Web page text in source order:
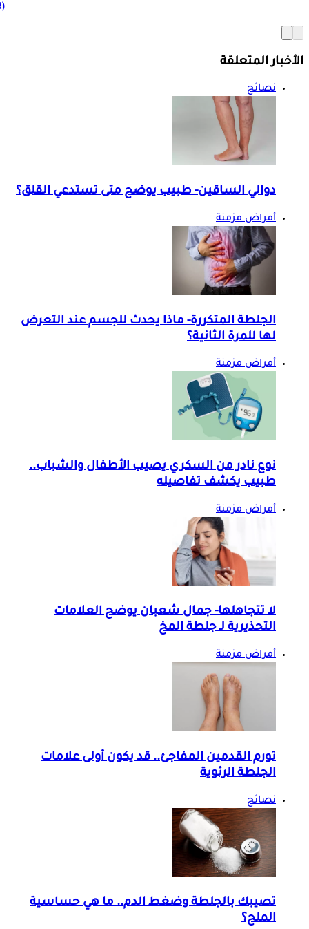
(BMR)
الأخبار المتعلقة
نصائح
دوالي الساقين- طبيب يوضح متى تستدعي القلق؟
أمراض مزمنة
الجلطة المتكررة- ماذا يحدث للجسم عند التعرض
لها للمرة الثانية؟
أمراض مزمنة
نوع نادر من السكري يصيب الأطفال والشباب..
طبيب يكشف تفاصيله
أمراض مزمنة
لا تتجاهلها- جمال شعبان يوضح العلامات
التحذيرية لـ جلطة المخ
أمراض مزمنة
تورم القدمين المفاجئ.. قد يكون أولى علامات
الجلطة الرئوية
نصائح
تصيبك بالجلطة وضغط الدم.. ما هي حساسية
الملح؟